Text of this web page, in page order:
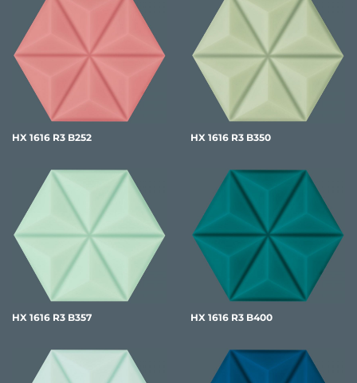
HX 1616 R3 B252 HX 1616 R3 B350
HX 1616 R3 B357 HX 1616 R3 B400